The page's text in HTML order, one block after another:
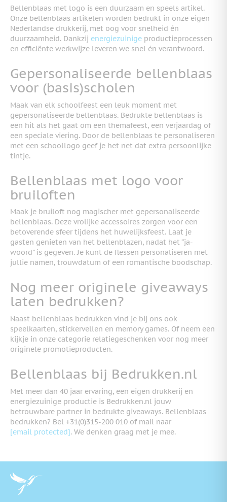
Bellenblaas met logo is een duurzaam en speels artikel.
Onze bellenblaas artikelen worden bedrukt in onze eigen
Nederlandse drukkerij, met oog voor snelheid én
duurzaamheid. Dankzij energiezuinige productieprocessen
en efficiënte werkwijze leveren we snel én verantwoord.
Gepersonaliseerde bellenblaas
voor (basis)scholen
Maak van elk schoolfeest een leuk moment met
gepersonaliseerde bellenblaas. Bedrukte bellenblaas is
een hit als het gaat om een themafeest, een verjaardag of
een speciale viering. Door de bellenblaas te personaliseren
met een schoollogo geef je het net dat extra persoonlijke
tintje.
Bellenblaas met logo voor
bruiloften
Maak je bruiloft nog magischer met gepersonaliseerde
bellenblaas. Deze vrolijke accessoires zorgen voor een
betoverende sfeer tijdens het huwelijksfeest. Laat je
gasten genieten van het bellenblazen, nadat het “ja-
woord” is gegeven. Je kunt de flessen personaliseren met
jullie namen, trouwdatum of een romantische boodschap.
Nog meer originele giveaways
laten bedrukken?
Naast bellenblaas bedrukken vind je bij ons ook
speelkaarten, stickervellen en memory games. Of neem een
kijkje in onze categorie relatiegeschenken voor nog meer
originele promotieproducten.
Bellenblaas bij Bedrukken.nl
Met meer dan 40 jaar ervaring, een eigen drukkerij en
energiezuinige productie is Bedrukken.nl jouw
betrouwbare partner in bedrukte giveaways. Bellenblaas
bedrukken? Bel +31(0)315-200 010 of mail naar
[email protected]. We denken graag met je mee.